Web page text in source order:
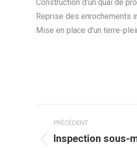
Construction d’un quai de
Reprise des enrochements
Mise en place d’un terre-
Navigation
de
PRÉCÉDENT
Onglet
Inspection sous-